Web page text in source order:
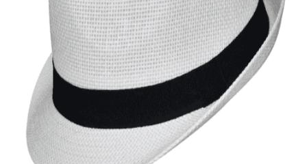
Quick View
Εξαντλημένο
ΑΝΔΡΙΚΑ ΚΑΠΕΛΑ